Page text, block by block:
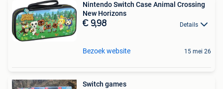
Nintendo Switch Case Animal Crossing
New Horizons
€ 9,98 Details
Bezoek website 15 mei 26
Switch games